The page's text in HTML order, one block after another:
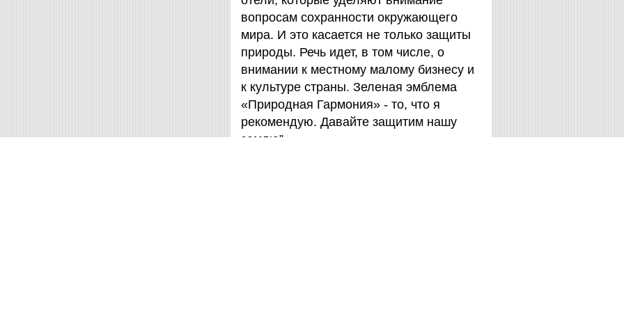
вопросам сохранности окружающего
мира. И это касается не только защиты
природы. Речь идет, в том числе, о
внимании к местному малому бизнесу и
к культуре страны. Зеленая эмблема
«Природная Гармония» - то, что я
рекомендую. Давайте защитим нашу
землю”